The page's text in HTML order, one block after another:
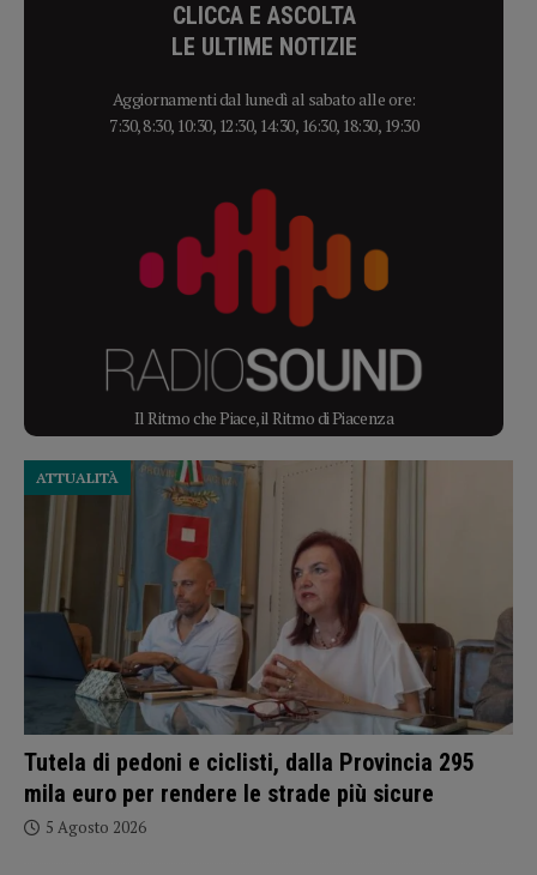
CLICCA E ASCOLTA
LE ULTIME NOTIZIE
Aggiornamenti dal lunedì al sabato alle ore:
7:30, 8:30, 10:30, 12:30, 14:30, 16:30, 18:30, 19:30
Il Ritmo che Piace, il Ritmo di Piacenza
Tutela di pedoni e ciclisti, dalla Provincia 295
mila euro per rendere le strade più sicure
ATTUALITÀ
5 Agosto 2026